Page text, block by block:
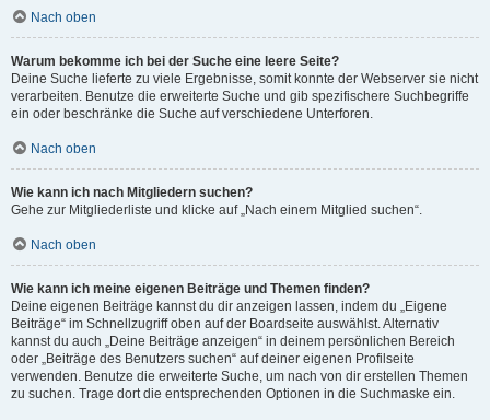
Nach oben
Warum bekomme ich bei der Suche eine leere Seite?
Deine Suche lieferte zu viele Ergebnisse, somit konnte der Webserver sie nicht
verarbeiten. Benutze die erweiterte Suche und gib spezifischere Suchbegriffe
ein oder beschränke die Suche auf verschiedene Unterforen.
Nach oben
Wie kann ich nach Mitgliedern suchen?
Gehe zur Mitgliederliste und klicke auf „Nach einem Mitglied suchen“.
Nach oben
Wie kann ich meine eigenen Beiträge und Themen finden?
Deine eigenen Beiträge kannst du dir anzeigen lassen, indem du „Eigene
Beiträge“ im Schnellzugriff oben auf der Boardseite auswählst. Alternativ
kannst du auch „Deine Beiträge anzeigen“ in deinem persönlichen Bereich
oder „Beiträge des Benutzers suchen“ auf deiner eigenen Profilseite
verwenden. Benutze die erweiterte Suche, um nach von dir erstellen Themen
zu suchen. Trage dort die entsprechenden Optionen in die Suchmaske ein.